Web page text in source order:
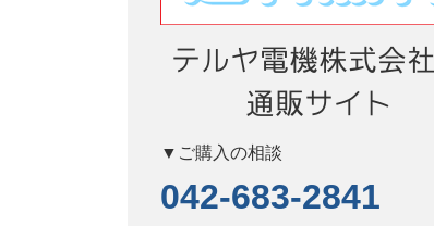
テルヤ電機株式会
通販サイト
▼ご購入の相談
042-683-2841